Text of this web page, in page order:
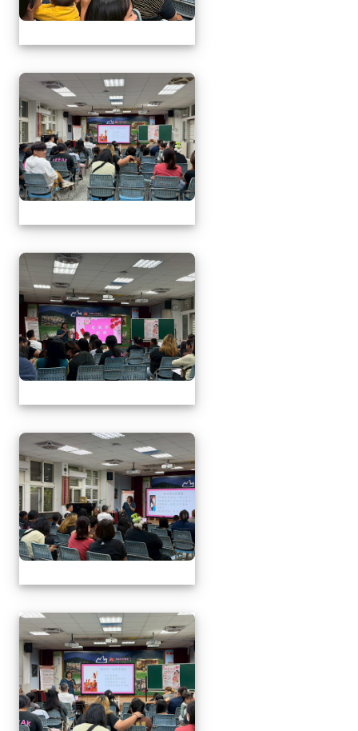
1150509母親節暨親職
1150509母親節暨親職
1150509母親節暨親職
1150509母親節暨親職